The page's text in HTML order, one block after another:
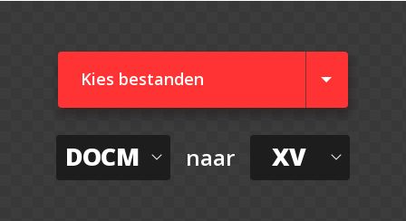
Kies bestanden
DOCM naar XV